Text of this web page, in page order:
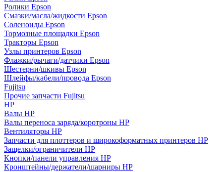
Ролики Epson
Смазки/масла/жидкости Epson
Соленоиды Epson
Тормозные площадки Epson
Тракторы Epson
Узлы принтеров Epson
Флажки/рычаги/датчики Epson
Шестерни/шкивы Epson
Шлейфы/кабели/провода Epson
Fujitsu
Прочие запчасти Fujitsu
HP
Валы HP
Валы переноса заряда/коротроны HP
Вентиляторы HP
Запчасти для плоттеров и широкоформатных принтеров HP
Защелки/ограничители HP
Кнопки/панели управления HP
Кронштейны/держатели/шарниры HP